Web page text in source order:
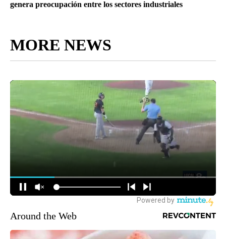
genera preocupación entre los sectores industriales
MORE NEWS
Around the Web